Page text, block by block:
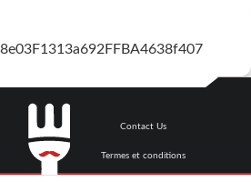
Contact Us
Termes et conditions